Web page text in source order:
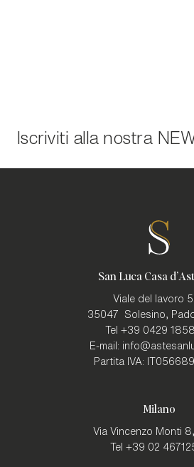
Iscriviti alla nostra
San Luca Casa
Viale del lavoro
35047 Solesino,
Tel +39 0429
E-mail:
Partita IVA:
Milano
Via Vincenzo Monti 8,
Tel +39 02